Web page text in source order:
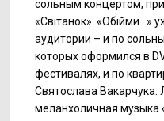
сольным концертом,
«Світанок». «Обійми…»
аудитории – и по
которых оформился в
фестивалях, и по
Святослава
меланхоличная музыка